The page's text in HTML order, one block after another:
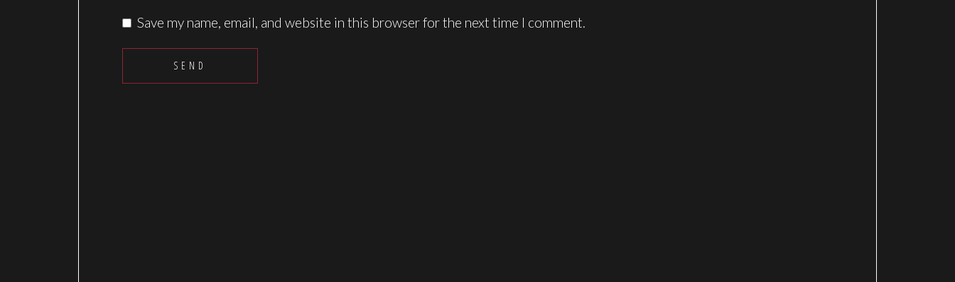
Save my name, email, and website in this browser for the next time I comment.
SEND